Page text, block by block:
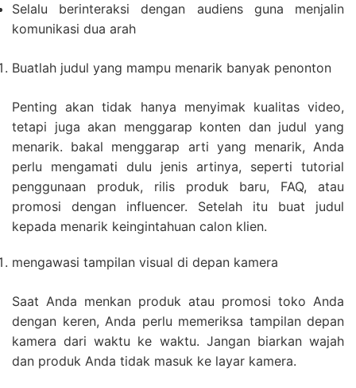
Selalu berinteraksi dengan audiens guna menjalin
komunikasi dua arah
Buatlah judul yang mampu menarik banyak penonton
Penting akan tidak hanya menyimak kualitas video,
tetapi juga akan menggarap konten dan judul yang
menarik. bakal menggarap arti yang menarik, Anda
perlu mengamati dulu jenis artinya, seperti tutorial
penggunaan produk, rilis produk baru, FAQ, atau
promosi dengan influencer. Setelah itu buat judul
kepada menarik keingintahuan calon klien.
mengawasi tampilan visual di depan kamera
Saat Anda menkan produk atau promosi toko Anda
dengan keren, Anda perlu memeriksa tampilan depan
kamera dari waktu ke waktu. Jangan biarkan wajah
dan produk Anda tidak masuk ke layar kamera.